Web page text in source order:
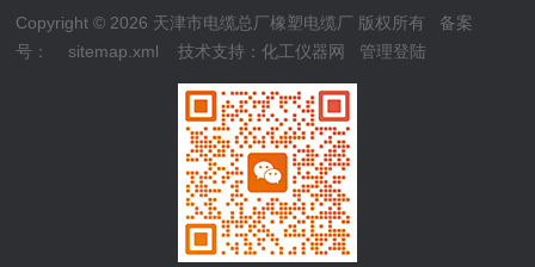
Copyright © 2026 天津市电缆总厂橡塑电缆厂 版权所有 备案
号：
sitemap.xml 技术支持：化工仪器网 管理登陆